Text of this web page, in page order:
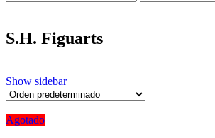
S.H. Figuarts
Show sidebar
Agotado